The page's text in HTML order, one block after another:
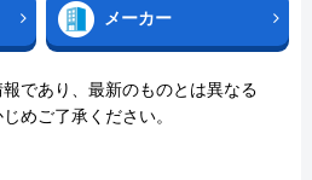
メーカー
であり、最新のものとは異なる
めご了承ください。